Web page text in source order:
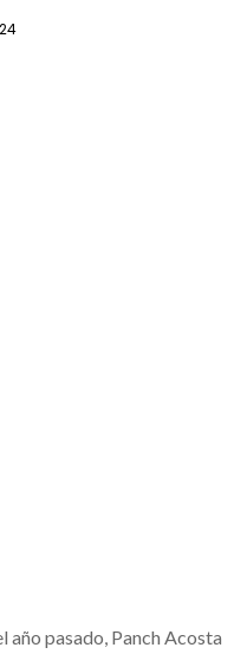
año pasado, Panch Acosta